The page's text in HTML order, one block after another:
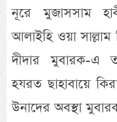
নূরে মুজাসসাম
আলাইহি ওয়া সাল্লাম
দীদার মুবারক-এ
হযরত ছাহাবায়ে
উনাদের অবস্থা